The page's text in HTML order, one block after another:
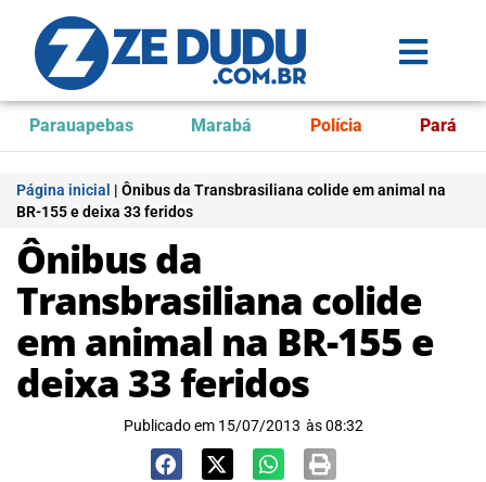
Parauapebas Marabá Polícia Pará
Página inicial | Ônibus da Transbrasiliana colide em animal na
BR-155 e deixa 33 feridos
Ônibus da
Transbrasiliana colide
em animal na BR-155 e
deixa 33 feridos
Publicado em 15/07/2013 às 08:32